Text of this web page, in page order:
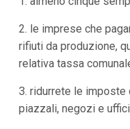
2. le imprese che
rifiuti da produzione,
relativa tassa
3. ridurrete le imposte
piazzali, negozi e